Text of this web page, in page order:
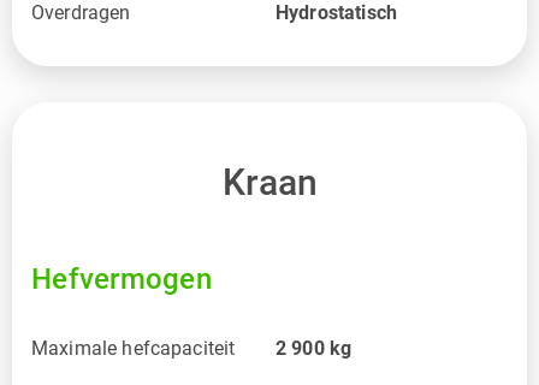
Overdragen Hydrostatisch
Kraan
Hefvermogen
Maximale hefcapaciteit 2 900 kg